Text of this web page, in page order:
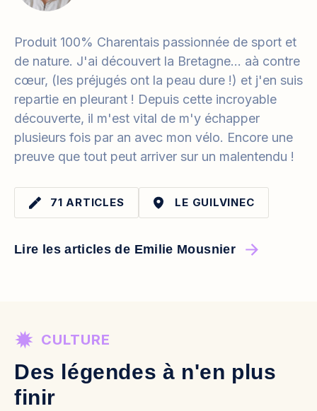
Produit 100% Charentais passionnée de sport et
de nature. J'ai découvert la Bretagne... aà contre
cœur, (les préjugés ont la peau dure !) et j'en suis
repartie en pleurant ! Depuis cette incroyable
découverte, il m'est vital de m'y échapper
plusieurs fois par an avec mon vélo. Encore une
preuve que tout peut arriver sur un malentendu !
71 ARTICLES LE GUILVINEC
Lire les articles de Emilie Mousnier
Des légendes à n'en plus
finir
CULTURE